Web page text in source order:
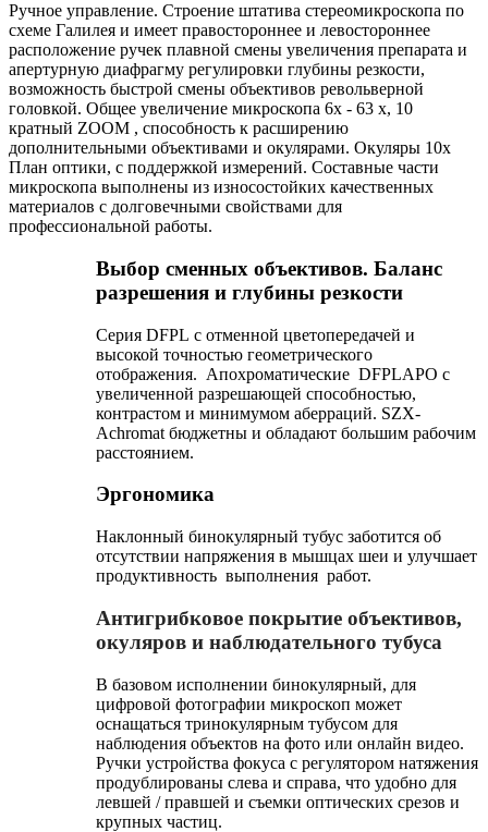
Ручное управление. Строение штатива стереомикроскопа по
схеме Галилея и имеет правостороннее и левостороннее
расположение ручек плавной смены увеличения препарата и
апертурную диафрагму регулировки глубины резкости,
возможность быстрой смены объективов револьверной
головкой. Общее увеличение микроскопа 6x - 63 x, 10
кратный ZOOM , способность к расширению
дополнительными объективами и окулярами. Окуляры 10x
План оптики, с поддержкой измерений. Составные части
микроскопа выполнены из износостойких качественных
материалов с долговечными свойствами для
профессиональной работы.
Выбор сменных объективов. Баланс
разрешения и глубины резкости
Серия DFPL с отменной цветопередачей и
высокой точностью геометрического
отображения. Апохроматические DFPLAPO с
увеличенной разрешающей способностью,
контрастом и минимумом аберраций. SZX-
Achromat бюджетны и обладают большим рабочим
расстоянием.
Эргономика
Наклонный бинокулярный тубус заботится об
отсутствии напряжения в мышцах шеи и улучшает
продуктивность выполнения работ.
Антигрибковое покрытие объективов,
окуляров и наблюдательного тубуса
В базовом исполнении бинокулярный, для
цифровой фотографии микроскоп может
оснащаться тринокулярным тубусом для
наблюдения объектов на фото или онлайн видео.
Ручки устройства фокуса с регулятором натяжения
продублированы слева и справа, что удобно для
левшей / правшей и съемки оптических срезов и
крупных частиц.